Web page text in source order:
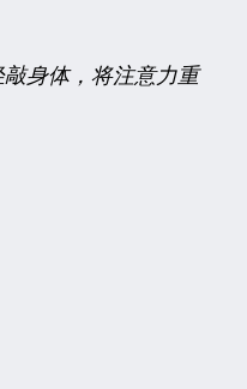
身体，将注意力重